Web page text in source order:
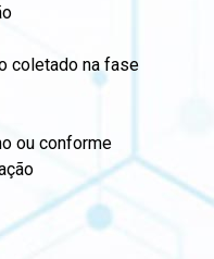
coletado na fase
ou conforme